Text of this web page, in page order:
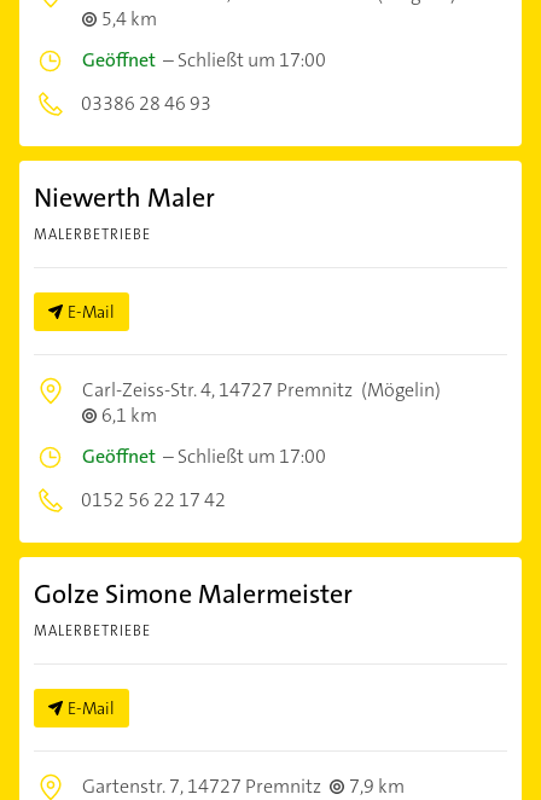
5,4 km
Geöffnet –Schließt um 17:00
03386 28 46 93
Niewerth Maler
MALERBETRIEBE
E-Mail
Carl-Zeiss-Str. 4,14727 Premnitz (Mögelin)
6,1 km
Geöffnet –Schließt um 17:00
0152 56 22 17 42
Golze Simone Malermeister
MALERBETRIEBE
E-Mail
Gartenstr. 7,14727 Premnitz
7,9 km